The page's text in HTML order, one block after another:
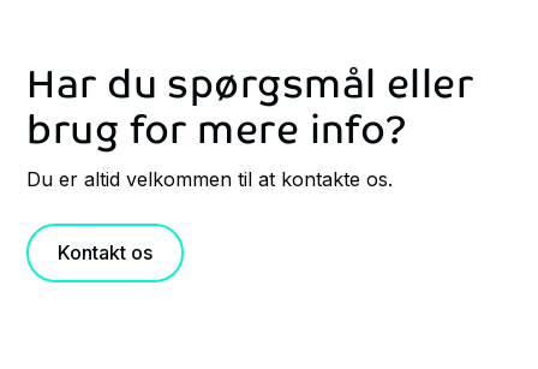
Har du spørgsmål eller
brug for mere info?
Du er altid velkommen til at kontakte os.
Kontakt os